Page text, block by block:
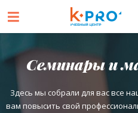
Семинары и
Здесь мы собрали для вас все
вам повысить свой